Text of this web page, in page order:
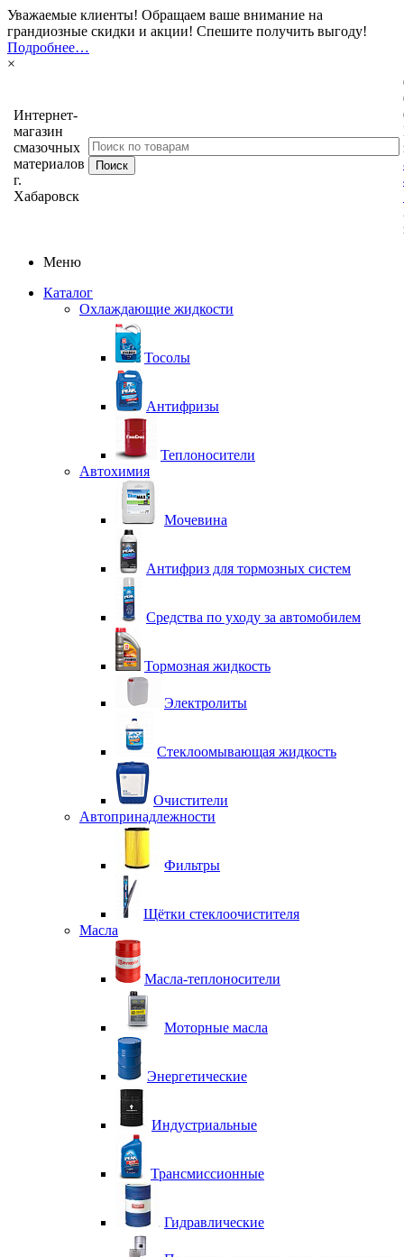
Уважаемые клиенты! Обращаем ваше внимание на
грандиозные скидки и акции! Спешите получить выгоду!
Подробнее…
×
Интернет-
магазин
смазочных
материалов
г.
Хабаровск
Меню
Каталог
Охлаждающие жидкости
Тосолы
Антифризы
Теплоносители
Автохимия
Мочевина
Антифриз для тормозных систем
Средства по уходу за автомобилем
Тормозная жидкость
Электролиты
Стеклоомывающая жидкость
Очистители
Автопринадлежности
Фильтры
Щётки стеклоочистителя
Масла
Масла-теплоносители
Моторные масла
Энергетические
Индустриальные
Трансмиссионные
Гидравлические